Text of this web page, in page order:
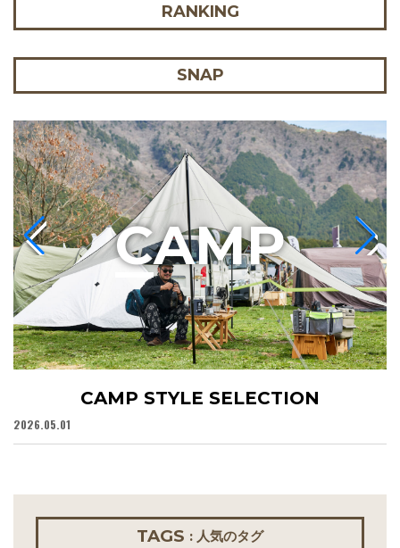
RANKING
SNAP
CAMP STYLE SELECTION
2026.05.01
CAMP
TAGS : 人気のタグ